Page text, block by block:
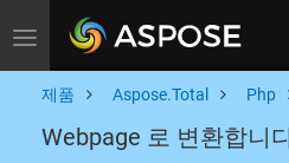
Toggle navigation
제품 Aspose.Total Php
Webpage 로 변환합니